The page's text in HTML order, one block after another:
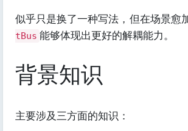
似乎只是换了一种写法，但在场景愈
tBus 能够体现出更好的解耦能力。
背景知识
主要涉及三方面的知识：